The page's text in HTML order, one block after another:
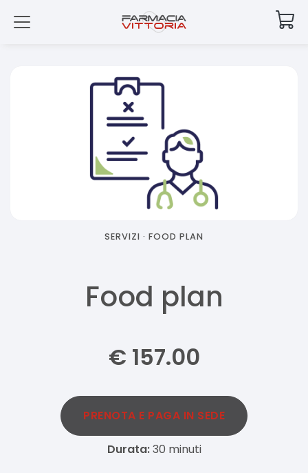
SERVIZI · FOOD PLAN
Food plan
€ 157.00
PRENOTA E PAGA IN SEDE
Durata:30 minuti